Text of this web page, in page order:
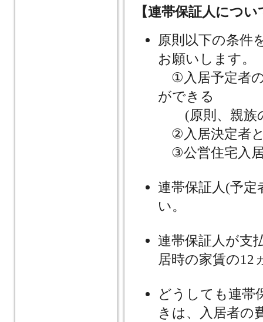
【連帯保証人につい
原則以下の条件
お願いします。
①入居予定者
ができる
(原則、親族
②入居決定者
③公営住宅入
連帯保証人(予
い。
連帯保証人が支
居時の家賃の12
どうしても連帯
きは、入居者の